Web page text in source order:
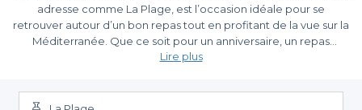
adresse comme La Plage, est l’occasion idéale pour se
retrouver autour d’un bon repas tout en profitant de la vue sur la
Méditerranée. Que ce soit pour un anniversaire, un repas
professionnel ou une fête entre amis, choisir le bon restaurant
Facilitez-vous la vie avec Privateaser
Lire plus